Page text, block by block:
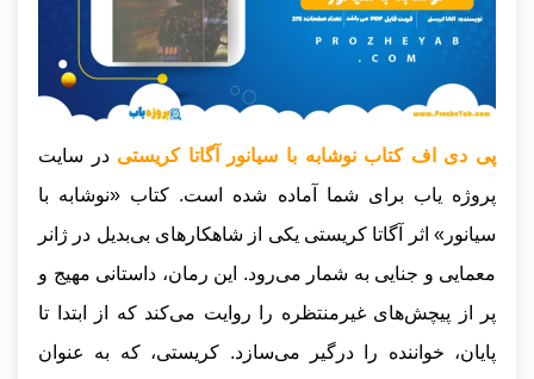
پی دی اف کتاب نوشابه با سیانور آگاتا کریستیدر سایت
پروژه یاب برای شما آماده شده است. کتاب «نوشابه با
سیانور» اثر آگاتا کریستی یکی از شاهکارهای بی‌بدیل در ژانر
معمایی و جنایی به شمار می‌رود. این رمان، داستانی مهیج و
پر از پیچش‌های غیرمنتظره را روایت می‌کند که از ابتدا تا
پایان، خواننده را درگیر می‌سازد. کریستی، که به عنوان